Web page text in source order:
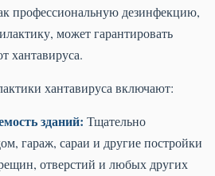
профессиональную дезинфекцию,
может гарантировать
хантавируса.
хантавируса включают:
зданий: Тщательно
гараж, сараи и другие постройки
отверстий и любых других